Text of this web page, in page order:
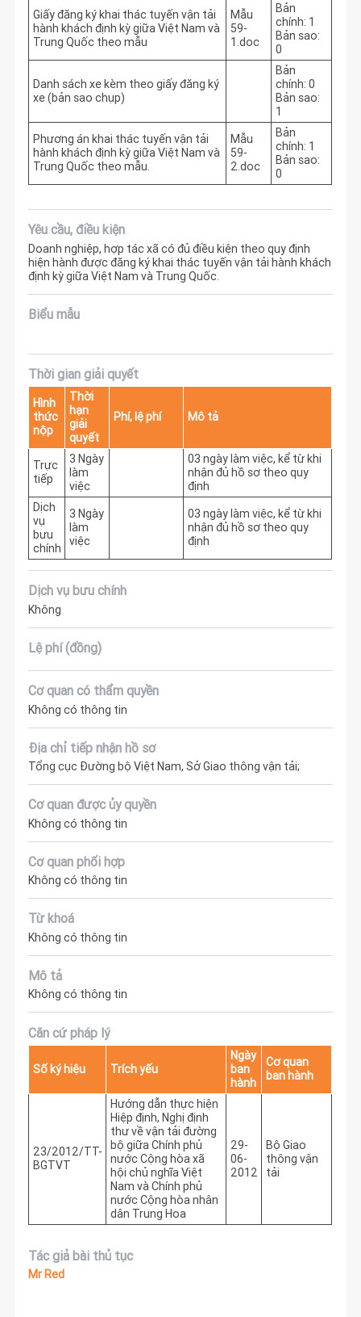
Giấy đăng ký khai thác tuyến vận tải
hành khách định kỳ giữa Việt Nam và
Trung Quốc theo mẫu
Mẫu
59-
1.doc
Bản
chính: 1
Bản sao:
0
Danh sách xe kèm theo giấy đăng ký
xe (bản sao chụp)
Bản
chính: 0
Bản sao:
1
Phương án khai thác tuyến vận tải
hành khách định kỳ giữa Việt Nam và
Trung Quốc theo mẫu.
Mẫu
59-
2.doc
Bản
chính: 1
Bản sao:
0
Yêu cầu, điều kiện
Doanh nghiệp, hợp tác xã có đủ điều kiện theo quy định
hiện hành được đăng ký khai thác tuyến vận tải hành khách
định kỳ giữa Việt Nam và Trung Quốc.
Biểu mẫu
Thời gian giải quyết
Hình
thức
nộp
Thời
hạn
giải
quyết
Phí, lệ phí Mô tả
Trực
tiếp
3 Ngày
làm
việc
03 ngày làm việc, kể từ khi
nhận đủ hồ sơ theo quy
định
Dịch
vụ
bưu
chính
3 Ngày
làm
việc
03 ngày làm việc, kể từ khi
nhận đủ hồ sơ theo quy
định
Dịch vụ bưu chính
Không
Lệ phí (đồng)
Cơ quan có thẩm quyền
Không có thông tin
Địa chỉ tiếp nhận hồ sơ
Tổng cục Đường bộ Việt Nam, Sở Giao thông vận tải;
Cơ quan được ủy quyền
Không có thông tin
Cơ quan phối hợp
Không có thông tin
Từ khoá
Không có thông tin
Mô tả
Không có thông tin
Căn cứ pháp lý
Số ký hiệu Trích yếu
Ngày
ban
hành
Cơ quan
ban hành
23/2012/TT-
BGTVT
Hướng dẫn thực hiện
Hiệp định, Nghị định
thư về vận tải đường
bộ giữa Chính phủ
nước Cộng hòa xã
hội chủ nghĩa Việt
Nam và Chính phủ
nước Cộng hòa nhân
dân Trung Hoa
29-
06-
2012
Bộ Giao
thông vận
tải
Tác giả bài thủ tục
Mr Red